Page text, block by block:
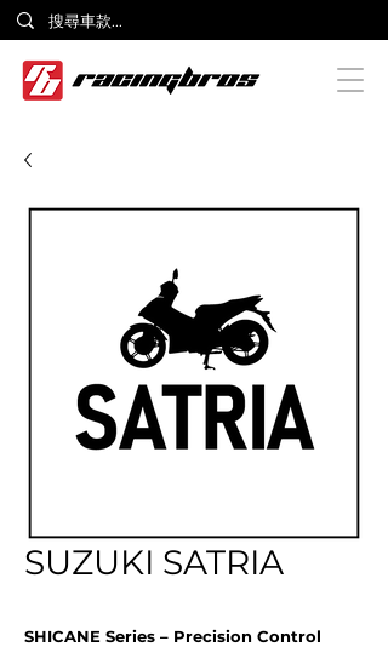
SUZUKI SATRIA
SHICANE Series – Precision Control